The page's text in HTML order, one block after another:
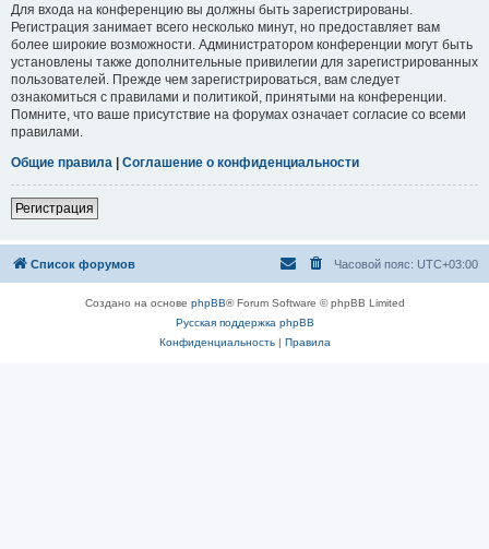
Для входа на конференцию вы должны быть зарегистрированы.
Регистрация занимает всего несколько минут, но предоставляет вам
более широкие возможности. Администратором конференции могут быть
установлены также дополнительные привилегии для зарегистрированных
пользователей. Прежде чем зарегистрироваться, вам следует
ознакомиться с правилами и политикой, принятыми на конференции.
Помните, что ваше присутствие на форумах означает согласие со всеми
правилами.
Общие правила | Соглашение о конфиденциальности
Регистрация
Список форумов Часовой пояс: UTC+03:00
Создано на основе phpBB® Forum Software © phpBB Limited
Русская поддержка phpBB
Конфиденциальность| Правила